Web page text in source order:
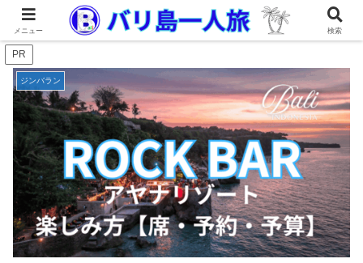
PR
ジンバラン
メニュー 検索